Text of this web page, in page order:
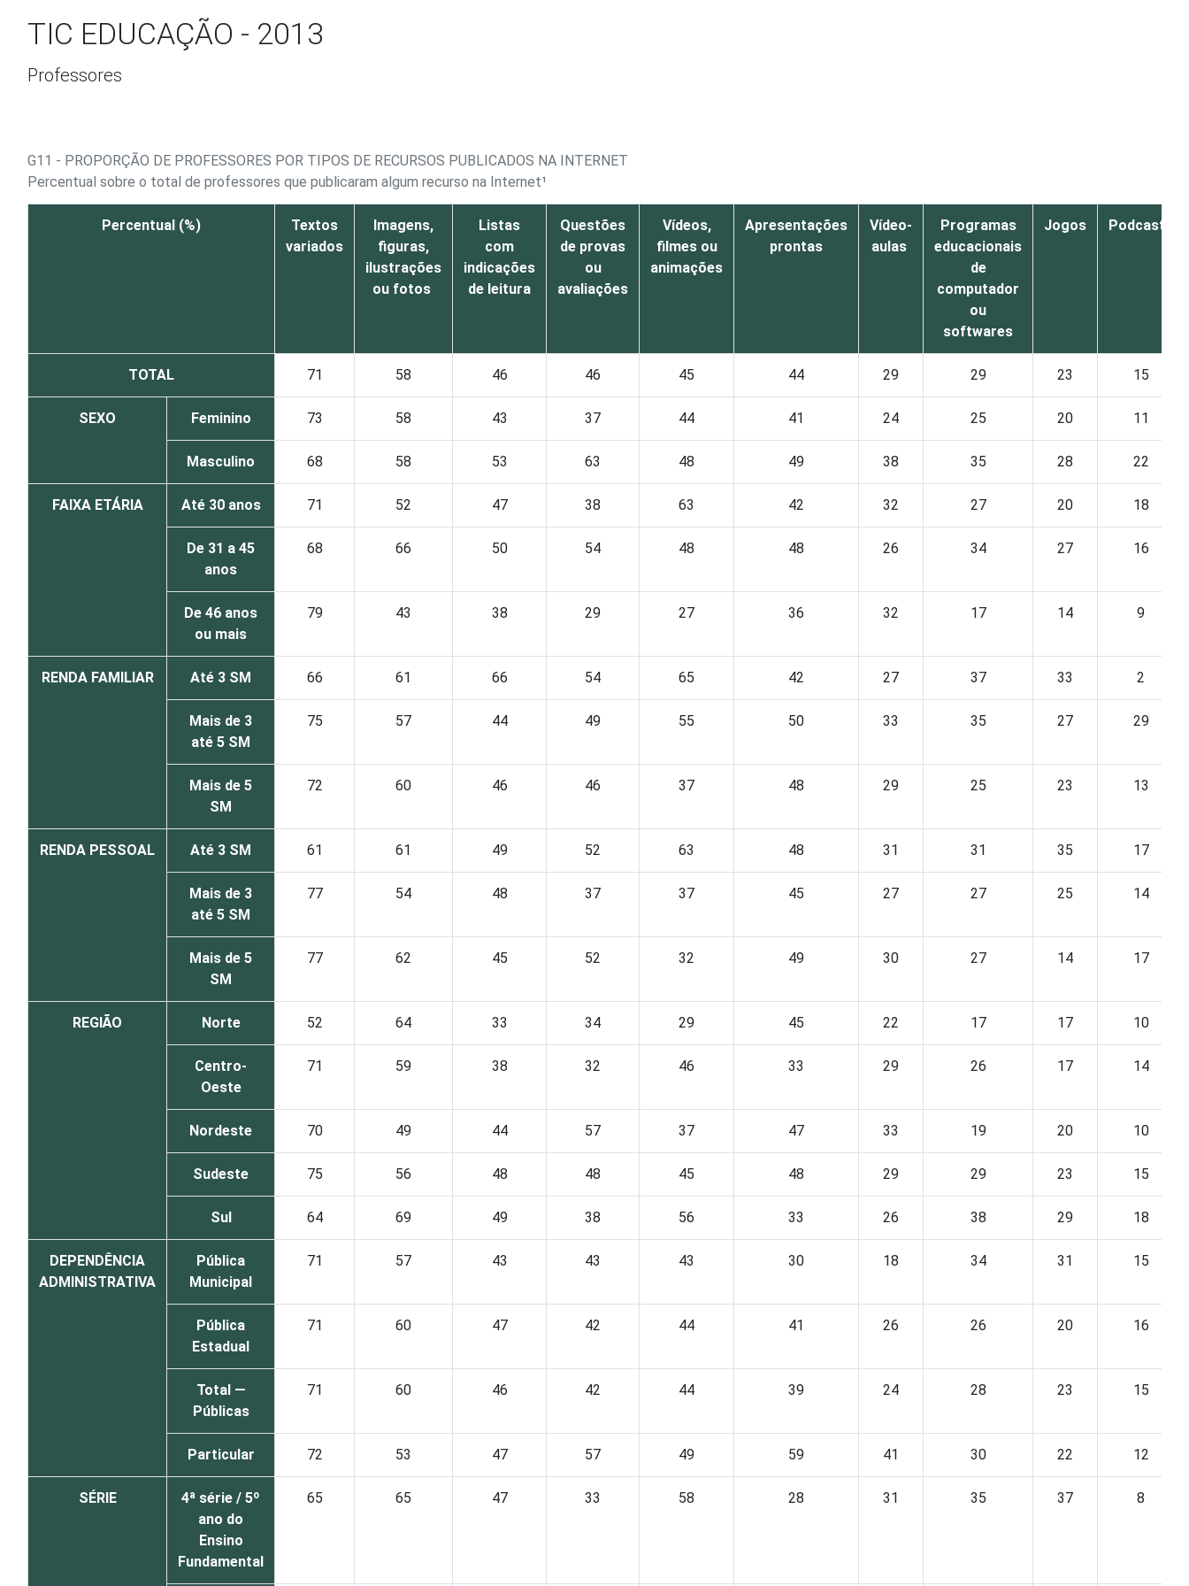
TIC EDUCAÇÃO - 2013
Professores
G11 - PROPORÇÃO DE PROFESSORES POR TIPOS DE RECURSOS PUBLICADOS NA INTERNET
Percentual sobre o total de professores que publicaram algum recurso na Internet¹
Percentual (%)
Textos
variados
Imagens,
figuras,
ilustrações
ou fotos
Listas
com
indicações
de leitura
Questões
de provas
ou
avaliações
Vídeos,
filmes ou
animações
Apresentações
prontas
Vídeo-
aulas
Programas
educacionais
de
computador
ou
softwares
Jogos Podcasts
TOTAL 71 58 46 46 45 44 29 29 23 15
SEXO Feminino 73 58 43 37 44 41 24 25 20 11
Masculino 68 58 53 63 48 49 38 35 28 22
FAIXA ETÁRIA Até 30 anos 71 52 47 38 63 42 32 27 20 18
De 31 a 45
anos
68 66 50 54 48 48 26 34 27 16
De 46 anos
ou mais
79 43 38 29 27 36 32 17 14 9
RENDA FAMILIAR Até 3 SM 66 61 66 54 65 42 27 37 33 2
Mais de 3
até 5 SM
75 57 44 49 55 50 33 35 27 29
Mais de 5
SM
72 60 46 46 37 48 29 25 23 13
RENDA PESSOAL Até 3 SM 61 61 49 52 63 48 31 31 35 17
Mais de 3
até 5 SM
77 54 48 37 37 45 27 27 25 14
Mais de 5
SM
77 62 45 52 32 49 30 27 14 17
REGIÃO Norte 52 64 33 34 29 45 22 17 17 10
Centro-
Oeste
71 59 38 32 46 33 29 26 17 14
Nordeste 70 49 44 57 37 47 33 19 20 10
Sudeste 75 56 48 48 45 48 29 29 23 15
Sul 64 69 49 38 56 33 26 38 29 18
DEPENDÊNCIA
ADMINISTRATIVA
Pública
Municipal
71 57 43 43 43 30 18 34 31 15
Pública
Estadual
71 60 47 42 44 41 26 26 20 16
Total —
Públicas
71 60 46 42 44 39 24 28 23 15
Particular 72 53 47 57 49 59 41 30 22 12
SÉRIE
4ª série / 5º
ano do
Ensino
Fundamental
65 65 47 33 58 28 31 35 37 8